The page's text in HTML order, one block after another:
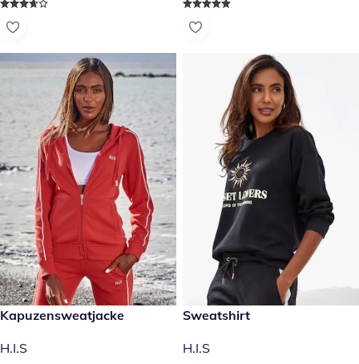
€ 39,99
Kapuzensweatjacke
H.I.S
€ 29,99
Sweatshirt
H.I.S